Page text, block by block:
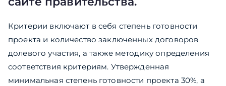
Критерии включают в себя степень готовности
проекта и количество заключенных договоров
долевого участия, а также методику определения
соответствия критериям. Утвержденная
минимальная степень готовности проекта 30%, а